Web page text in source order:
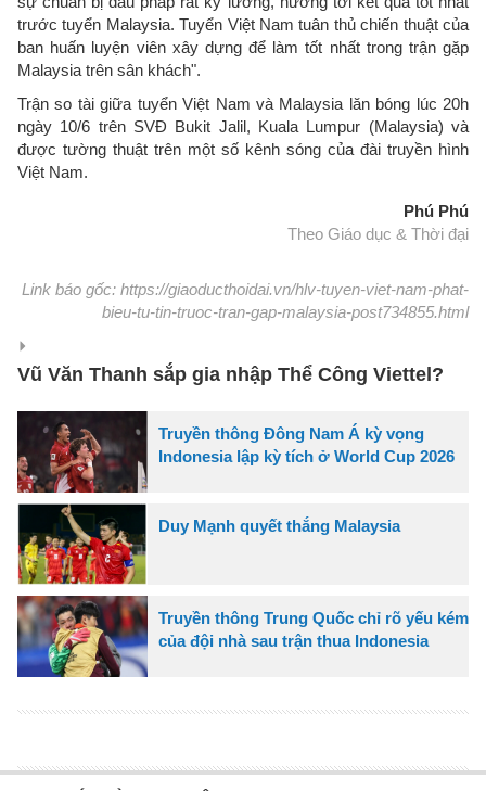
trước tuyển Malaysia. Tuyển Việt Nam tuân thủ chiến thuật của
ban huấn luyện viên xây dựng để làm tốt nhất trong trận gặp
Malaysia trên sân khách".
Trận so tài giữa tuyển Việt Nam và Malaysia lăn bóng lúc 20h
ngày 10/6 trên SVĐ Bukit Jalil, Kuala Lumpur (Malaysia) và
được tường thuật trên một số kênh sóng của đài truyền hình
Việt Nam.
Phú Phú
Theo Giáo dục & Thời đại
Link báo gốc: https://giaoducthoidai.vn/hlv-tuyen-viet-nam-phat-
bieu-tu-tin-truoc-tran-gap-malaysia-post734855.html
Vũ Văn Thanh sắp gia nhập Thể Công Viettel?
Truyền thông Đông Nam Á kỳ vọng
Indonesia lập kỳ tích ở World Cup 2026
Duy Mạnh quyết thắng Malaysia
Truyền thông Trung Quốc chỉ rõ yếu kém
của đội nhà sau trận thua Indonesia